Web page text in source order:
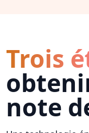
Trois
note